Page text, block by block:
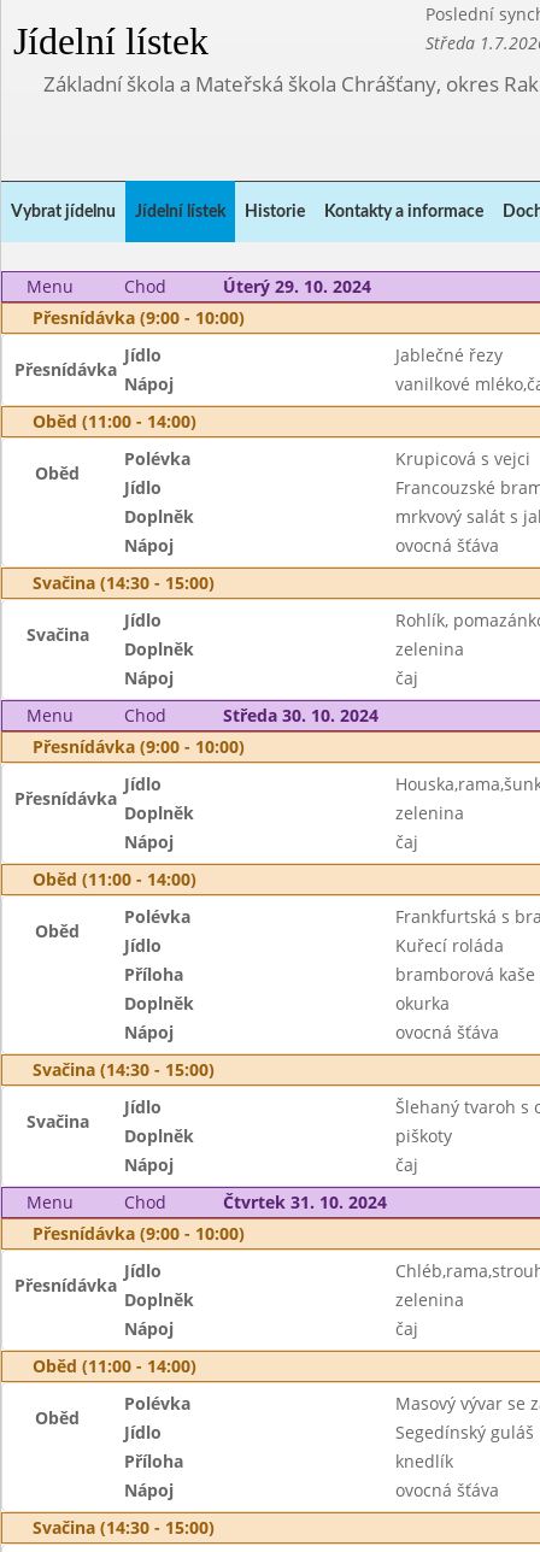
Jídelní lístek
Poslední
Středa
Základní škola a Mateřská škola Chrášťany, okres
Vybrat jídelnu Jídelní lístek Historie Kontakty a informace
Menu Chod
Úterý 29. 10. 2024
Přesnídávka (9:00 - 10:00)
Přesnídávka
Jídlo
Jablečné řezy
Nápoj
vanilkové
Oběd (11:00 - 14:00)
Oběd
Polévka
Krupicová s vejci
Jídlo
Francouzské
Doplněk
mrkvový salát s
Nápoj
ovocná šťáva
Svačina (14:30 - 15:00)
Svačina
Jídlo
Rohlík,
Doplněk
zelenina
Nápoj
čaj
Menu
Chod
Středa 30. 10. 2024
Přesnídávka (9:00 - 10:00)
Přesnídávka
Jídlo
Doplněk
zelenina
Nápoj
čaj
Oběd (11:00 - 14:00)
Oběd
Polévka
Frankfurtská s
Jídlo
Kuřecí roláda
Příloha
bramborová kaše
Doplněk
okurka
Nápoj
ovocná šťáva
Svačina (14:30 - 15:00)
Svačina
Jídlo
Šlehaný tvaroh s
Doplněk
piškoty
Nápoj
čaj
Menu
Chod
Čtvrtek 31. 10. 2024
Přesnídávka (9:00 - 10:00)
Přesnídávka
Jídlo
Doplněk
zelenina
Nápoj
čaj
Oběd (11:00 - 14:00)
Oběd
Polévka
Masový vývar se
Jídlo
Segedínský guláš
Příloha
knedlík
Nápoj
ovocná šťáva
Svačina (14:30 - 15:00)